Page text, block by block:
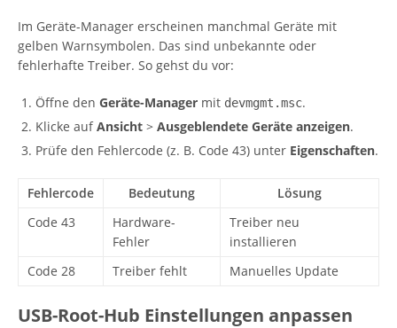
Im Geräte-Manager erscheinen manchmal Geräte mit
gelben Warnsymbolen. Das sind unbekannte oder
fehlerhafte Treiber. So gehst du vor:
Öffne den Geräte-Manager mit devmgmt.msc.
Klicke aufAnsicht > Ausgeblendete Geräte anzeigen.
Prüfe den Fehlercode (z. B. Code 43) unter Eigenschaften.
Fehlercode Bedeutung
Lösung
Code 43
Hardware-
Fehler
Treiber neu
installieren
Code 28
Treiber fehlt Manuelles Update
USB-Root-Hub Einstellungen anpassen